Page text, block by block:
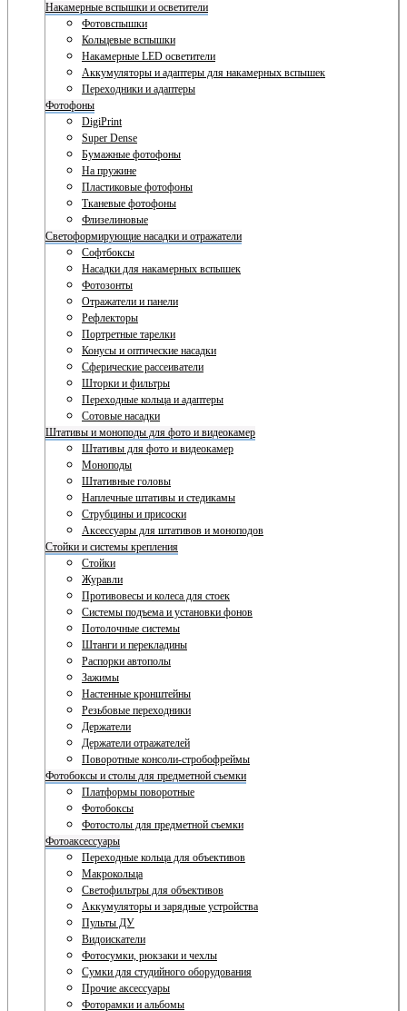
Накамерные вспышки и осветители
Фотовспышки
Кольцевые вспышки
Накамерные LED осветители
Аккумуляторы и адаптеры для накамерных вспышек
Переходники и адаптеры
Фотофоны
DigiPrint
Super Dense
Бумажные фотофоны
На пружине
Пластиковые фотофоны
Тканевые фотофоны
Флизелиновые
Светоформирующие насадки и отражатели
Софтбоксы
Насадки для накамерных вспышек
Фотозонты
Отражатели и панели
Рефлекторы
Портретные тарелки
Конусы и оптические насадки
Сферические рассеиватели
Шторки и фильтры
Переходные кольца и адаптеры
Сотовые насадки
Штативы и моноподы для фото и видеокамер
Штативы для фото и видеокамер
Моноподы
Штативные головы
Наплечные штативы и стедикамы
Струбцины и присоски
Аксессуары для штативов и моноподов
Стойки и системы крепления
Стойки
Журавли
Противовесы и колеса для стоек
Системы подъема и установки фонов
Потолочные системы
Штанги и перекладины
Распорки автополы
Зажимы
Настенные кронштейны
Резьбовые переходники
Держатели
Держатели отражателей
Поворотные консоли-стробофреймы
Фотобоксы и столы для предметной съемки
Платформы поворотные
Фотобоксы
Фотостолы для предметной съемки
Фотоаксессуары
Переходные кольца для объективов
Макрокольца
Светофильтры для объективов
Аккумуляторы и зарядные устройства
Пульты ДУ
Видоискатели
Фотосумки, рюкзаки и чехлы
Сумки для студийного оборудования
Прочие аксессуары
Фоторамки и альбомы